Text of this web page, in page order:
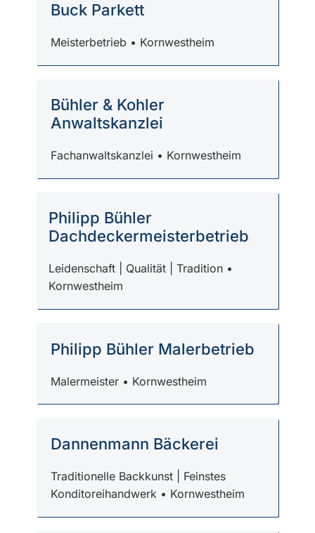
Buck Parkett
Meisterbetrieb • Kornwestheim
Bühler & Kohler
Anwaltskanzlei
Fachanwaltskanzlei • Kornwestheim
Philipp Bühler
Dachdeckermeisterbetrieb
Leidenschaft | Qualität | Tradition •
Kornwestheim
Philipp Bühler Malerbetrieb
Malermeister • Kornwestheim
Dannenmann Bäckerei
Traditionelle Backkunst | Feinstes
Konditoreihandwerk • Kornwestheim